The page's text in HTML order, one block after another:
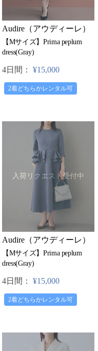
Audire（アウディーレ）
【Mサイズ】Prima peplum
dress(Gray)
4日間： ¥15,000
2着どちらかレンタル可
入荷リクエスト受付中
Audire（アウディーレ）
【Mサイズ】Prima peplum
dress(Gray)
4日間： ¥15,000
2着どちらかレンタル可